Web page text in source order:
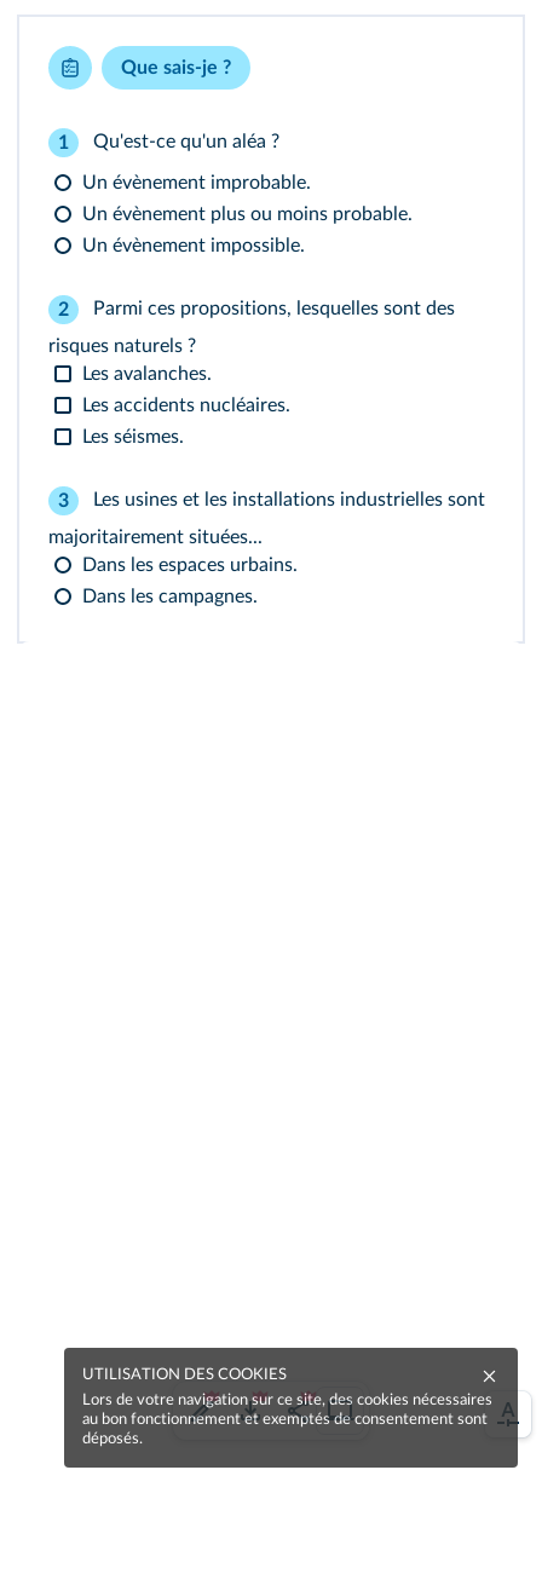
Que sais-je ?
1 Qu'est-ce qu'un aléa ?
Un évènement improbable.
Un évènement plus ou moins probable.
Un évènement impossible.
2
Parmi ces propositions, lesquelles sont des
risques naturels ?
Les avalanches.
Les accidents nucléaires.
Les séismes.
3
Les usines et les installations industrielles sont
majoritairement situées...
Dans les espaces urbains.
Dans les campagnes.
UTILISATION DES COOKIES
Lors de votre navigation sur ce site, des cookies nécessaires
au bon fonctionnement et exemptés de consentement sont
déposés.